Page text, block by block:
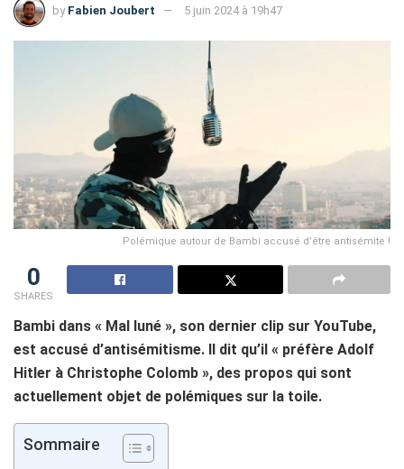
by Fabien Joubert 5 juin 2024 à 19h47
Polémique autour de Bambi accusé d’être antisémite !
0
SHARES
Bambi dans « Mal luné », son dernier clip sur YouTube,
est accusé d’antisémitisme. Il dit qu’il « préfère Adolf
Hitler à Christophe Colomb », des propos qui sont
actuellement objet de polémiques sur la toile.
Sommaire